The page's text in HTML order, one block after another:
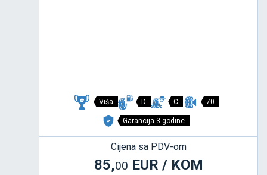
Viša D C 70
Garancija 3 godine
Cijena sa PDV-om
85,00 EUR / KOM